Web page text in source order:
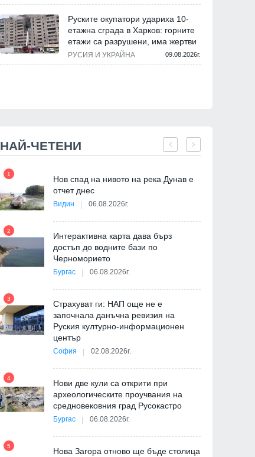
Руските окупатори удариха 10-
етажна сграда в Харков: горните
етажи са разрушени, има жертви
РУСИЯ И УКРАЙНА 09.08.2026г.
НАЙ-ЧЕТЕНИ
1
Нов спад на нивото на река Дунав е
отчет днес
Видин 06.08.2026г.
2
Интерактивна карта дава бърз
достъп до водните бази по
Черноморието
Бургас 06.08.2026г.
3
Страхуват ги: НАП още не е
започнала данъчна ревизия на
Руския културно-информационен
център
София 02.08.2026г.
4
Нови две кули са открити при
археологическите проучвания на
средновековния град Русокастро
Бургас 06.08.2026г.
5
Нова Загора отново ще бъде столица